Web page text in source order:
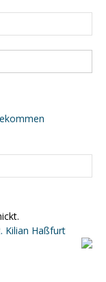
Kilian Haßfurt